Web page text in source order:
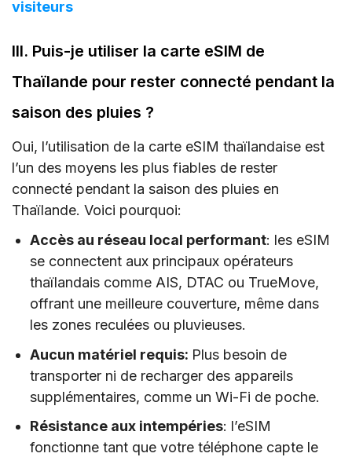
visiteurs
III. Puis-je utiliser la carte eSIM de
Thaïlande pour rester connecté pendant la
saison des pluies ?
Oui, l’utilisation de la carte eSIM thaïlandaise est
l’un des moyens les plus fiables de rester
connecté pendant la saison des pluies en
Thaïlande. Voici pourquoi:
Accès au réseau local performant: les eSIM
se connectent aux principaux opérateurs
thaïlandais comme AIS, DTAC ou TrueMove,
offrant une meilleure couverture, même dans
les zones reculées ou pluvieuses.
Aucun matériel requis: Plus besoin de
transporter ni de recharger des appareils
supplémentaires, comme un Wi-Fi de poche.
Résistance aux intempéries: l’eSIM
fonctionne tant que votre téléphone capte le